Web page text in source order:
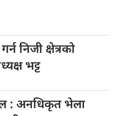
निजी क्षेत्रको
भट्ट
: अनधिकृत भेला